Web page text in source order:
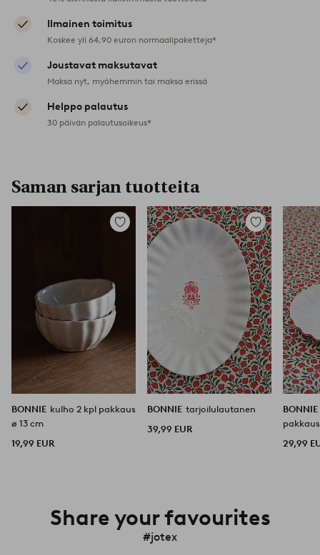
Ilmainen toimitus
Koskee yli 64,90 euron normaalipaketteja*
Joustavat maksutavat
Maksa nyt, myöhemmin tai maksa erissä
Helppo palautus
30 päivän palautusoikeus*
Saman sarjan tuotteita
Lisää
suosikkeihin
BONNIE kulho 2 kpl pakkaus
ø 13 cm
19,99 EUR
Lisää
suosikkeihin
BONNIE tarjoilulautanen
39,99 EUR
BONNIE
pakkaus
29,99
Share your favourites
#jotex